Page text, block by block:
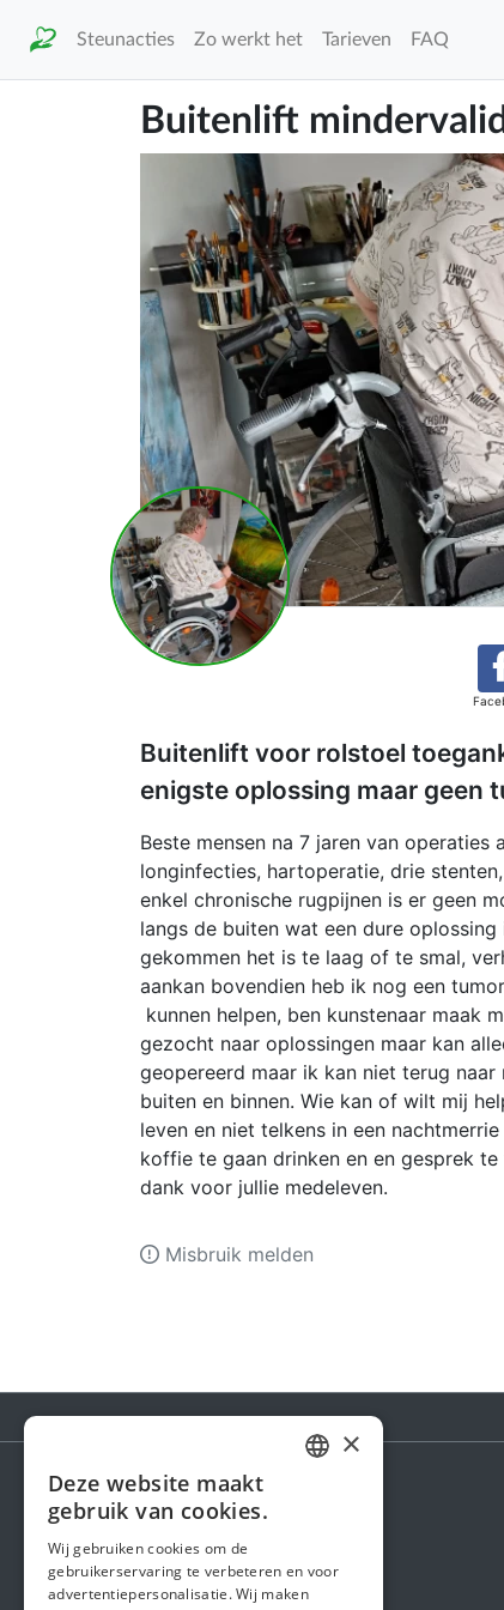
Steunacties Zo werkt het Tarieven FAQ
Buitenlift
Buitenlift voor rolstoel
enigste oplossing maar geen
Beste mensen na 7 jaren van
longinfecties, hartoperatie, drie
enkel chronische rugpijnen is er geen
langs de buiten wat een dure
gekommen het is te laag of te smal,
aankan bovendien heb ik nog een
kunnen helpen, ben kunstenaar
gezocht naar oplossingen maar kan
geopereerd maar ik kan niet terug
buiten en binnen. Wie kan of wilt mij
leven en niet telkens in een
koffie te gaan drinken en en gesprek
dank voor jullie medeleven.
Misbruik melden
Steunactie
Over ons
In de media
ENGLISH
×
Deze website maakt
gebruik van cookies.
Wij gebruiken cookies om de
gebruikerservaring te verbeteren en voor
advertentiepersonalisatie. Wij maken